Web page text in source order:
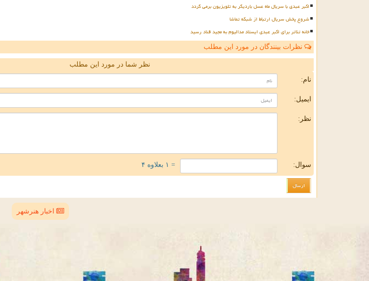
اکبر عبدی با سریال ماه عسل باردیگر به تلویزیون برمی گردد
شروع پخش سریال ارتباط از شبکه تماشا
خانه تئاتر برای اکبر عبدی ایستاد مدالیوم به مجید قناد رسید
نظرات بینندگان در مورد این مطلب
نظر شما در مورد این مطلب
نام:
ایمیل:
نظر:
سوال: = ۱ بعلاوه ۴
اخبار هنرشهر